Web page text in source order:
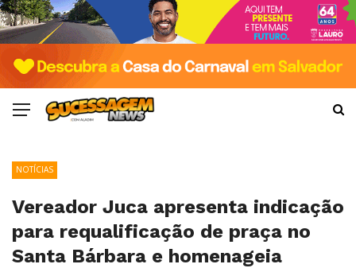
NOTÍCIAS
Vereador Juca apresenta indicação
para requalificação de praça no
Santa Bárbara e homenageia